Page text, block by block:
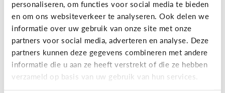
personaliseren, om functies voor social media te bieden
en om ons websiteverkeer te analyseren. Ook delen we
informatie over uw gebruik van onze site met onze
partners voor social media, adverteren en analyse. Deze
partners kunnen deze gegevens combineren met andere
informatie die u aan ze heeft verstrekt of die ze hebben
verzameld op basis van uw gebruik van hun services.
Cyberpesten
Welke tieners lopen een groter